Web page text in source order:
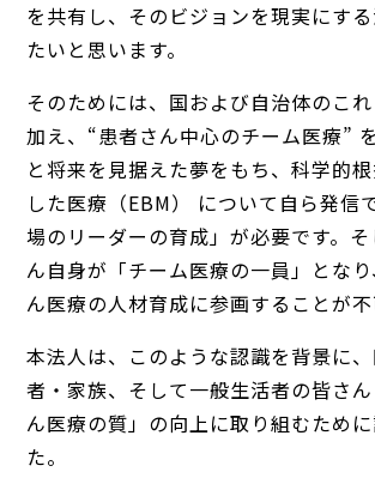
を共有し、そのビジョンを現実にす
たいと思います。
そのためには、国および自治体のこ
加え、“患者さん中心のチーム医療”
と将来を見据えた夢をもち、科学的
した医療（EBM） について自ら発信
場のリーダーの育成」が必要です。そ
ん自身が「チーム医療の一員」とな
ん医療の人材育成に参画することが不
本法人は、このような認識を背景に
者・家族、そして一般生活者の皆さ
ん医療の質」の向上に取り組むため
た。